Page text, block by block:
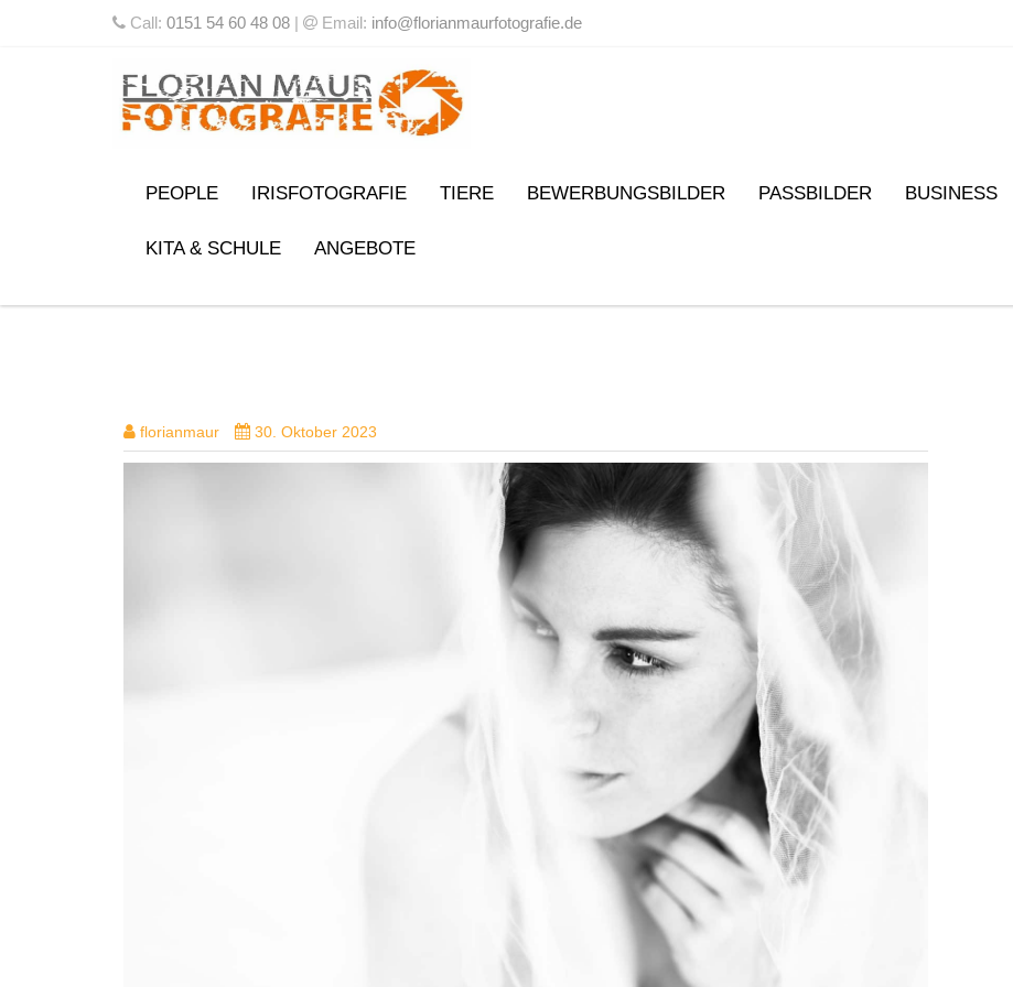
Call: 0151 54 60 48 08 | Email: info@florianmaurfotografie.de
PEOPLE IRISFOTOGRAFIE TIERE BEWERBUNGSBILDER PASSBILDER BUSINESS
KITA & SCHULE ANGEBOTE
florianmaur 30. Oktober 2023